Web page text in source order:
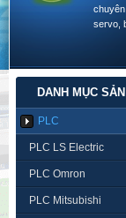
servo,
DANH MỤC
PLC
PLC LS Electric
PLC Omron
PLC Mitsubishi